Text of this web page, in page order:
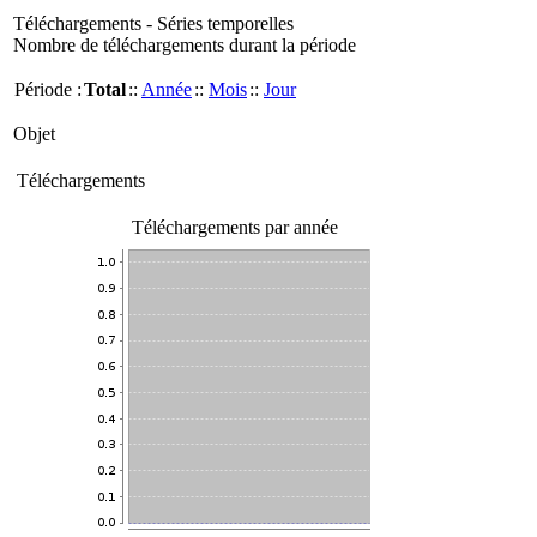
Téléchargements - Séries temporelles
Nombre de téléchargements durant la période
Période :Total:: Année:: Mois:: Jour
Objet
Téléchargements
Téléchargements par année